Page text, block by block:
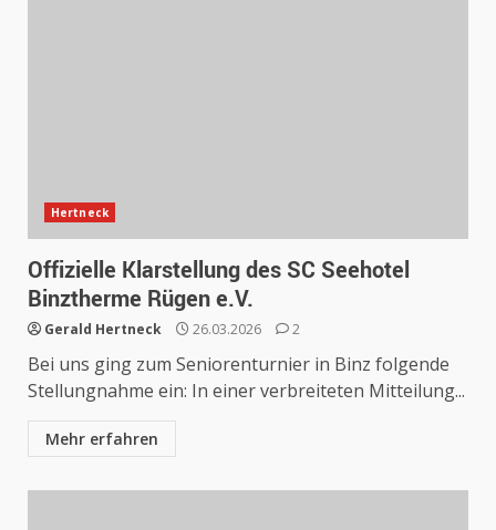
Hertneck
Offizielle Klarstellung des SC Seehotel
Binztherme Rügen e.V.
Gerald Hertneck 26.03.2026 2
Bei uns ging zum Seniorenturnier in Binz folgende
Stellungnahme ein: In einer verbreiteten Mitteilung...
Mehr erfahren